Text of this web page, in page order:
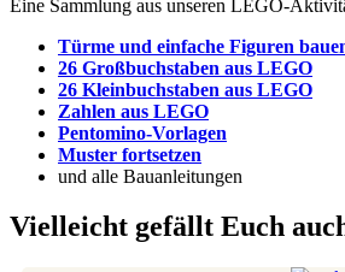
Eine Sammlung aus unseren LEGO-
Türme und einfache Figuren
26 Großbuchstaben aus LEGO
26 Kleinbuchstaben aus LEGO
Zahlen aus LEGO
Pentomino-Vorlagen
Muster fortsetzen
und alle Bauanleitungen
Vielleicht gefällt Euch